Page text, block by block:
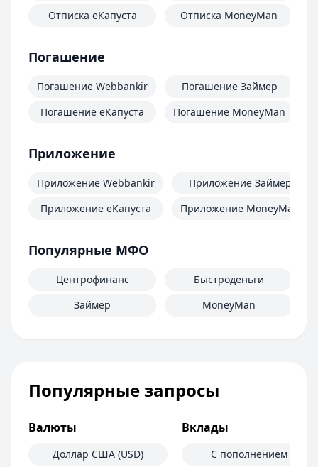
Отписка еКапуста
Отписка MoneyMan
Погашение
Погашение Webbankir
Погашение еКапуста
Погашение Займер
Погашение MoneyMan
Приложение
Приложение Webbankir
Приложение еКапуста
Приложение Займер
Приложение MoneyMan
Популярные МФО
Центрофинанс
Займер
Быстроденьги
MoneyMan
Популярные запросы
Валюты
Доллар США (USD)
Вклады
С пополнением